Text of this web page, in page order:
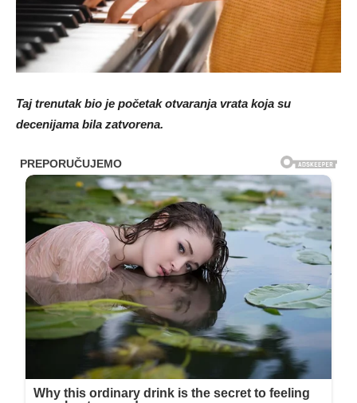
Taj trenutak bio je početak otvaranja vrata koja su
decenijama bila zatvorena.